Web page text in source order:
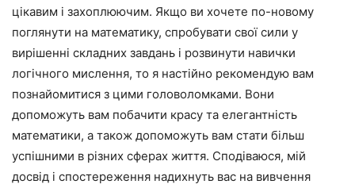
цікавим і захоплюючим. Якщо ви хочете по-новому
поглянути на математику, спробувати свої сили у
вирішенні складних завдань і розвинути навички
логічного мислення, то я настійно рекомендую вам
познайомитися з цими головоломками. Вони
допоможуть вам побачити красу та елегантність
математики, а також допоможуть вам стати більш
успішними в різних сферах життя. Сподіваюся, мій
досвід і спостереження надихнуть вас на вивчення